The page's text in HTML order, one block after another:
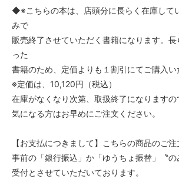
◆※こちらの本は、店頭分に長らく在庫して
みで
販売終了させていただく書籍になります。
った
書籍のため、定価よりも１割引にてご購入い
※定価は、10,120円（税込）
在庫がなくなり次第、取扱終了になります
気になる方はお早めにご注文ください。
【お支払につきまして】こちらの商品のご注
事前の「銀行振込」か「ゆうちょ振替」〝の
受付とさせていただいております。